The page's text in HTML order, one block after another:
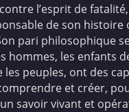
l’esprit de
de son histoire
pari philosophique
hommes, les enfants
peuples, ont des
et créer,
savoir vivant et